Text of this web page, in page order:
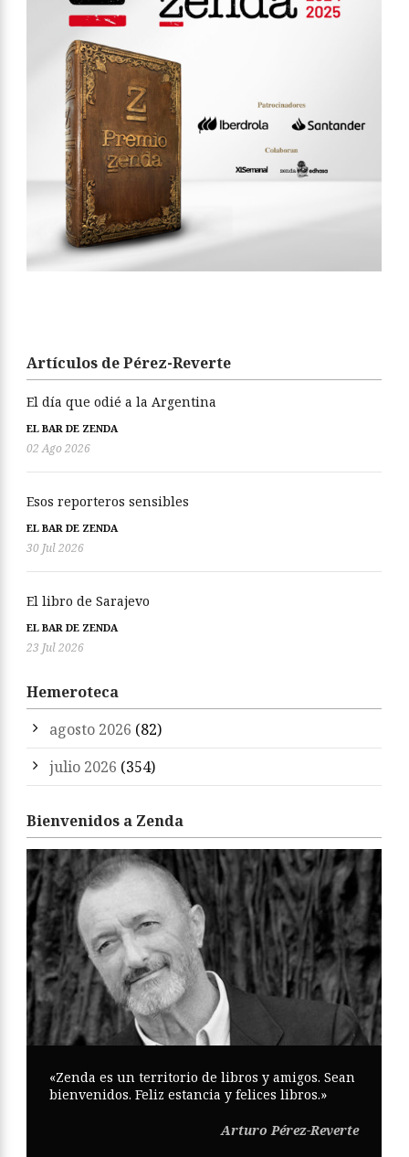
Artículos de Pérez-Reverte
El día que odié a la Argentina
EL BAR DE ZENDA
02 Ago 2026
Esos reporteros sensibles
EL BAR DE ZENDA
30 Jul 2026
El libro de Sarajevo
EL BAR DE ZENDA
23 Jul 2026
Hemeroteca
agosto 2026 (82)
julio 2026 (354)
Bienvenidos a Zenda
«Zenda es un territorio de libros y amigos. Sean
bienvenidos. Feliz estancia y felices libros.»
Arturo Pérez-Reverte